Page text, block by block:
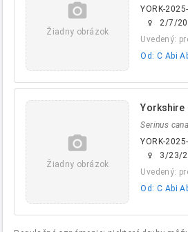
camera_alt
Žiadny obrázok
YORK-
female
2/7/
Uvedený:
Od: C Abi
camera_alt
Žiadny obrázok
Yorkshire
Serinus
YORK-
female
3/23/
Uvedený:
Od: C Abi